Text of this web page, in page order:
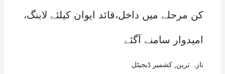
کن مرحلے میں داخل،قائد ایوان کیلئے لابنگ،
امیدوار سامنے آگئے
تازہ ترین کشمیر ڈیجیٹل